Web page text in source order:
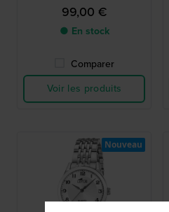
métal
99,00 €
● En stock
Comparer
Voir les produits
Nouveau